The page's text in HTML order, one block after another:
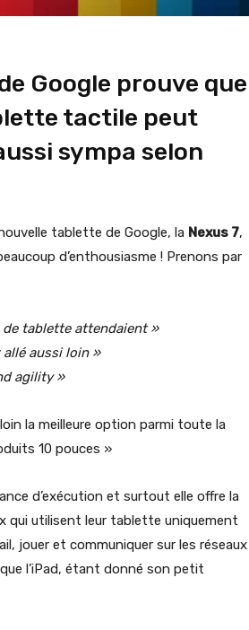
Google prouve que
tactile peut
sympa selon
tablette de Google, la Nexus 7,
d’enthousiasme ! Prenons par
tablette attendaient »
aussi loin »
agility »
la meilleure option parmi toute la
10 pouces »
d’exécution et surtout elle offre la
qui utilisent leur tablette uniquement
jouer et communiquer sur les réseaux
l’iPad, étant donné son petit